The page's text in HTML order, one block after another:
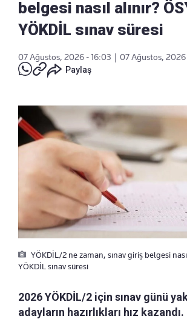
belgesi nasıl alınır?
YÖKDİL sınav süresi
07 Ağustos, 2026 - 16:03
07 Ağustos, 2026
Paylaş
YÖKDİL/2 ne zaman, sınav giriş belgesi
YÖKDİL sınav süresi
2026 YÖKDİL/2 için sınav günü
adayların hazırlıkları hız